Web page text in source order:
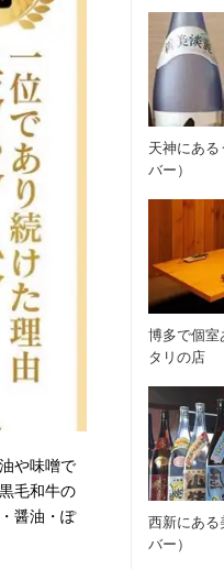
や味噌で
毛和牛の
醤油・ぽ
天神にあ
バー）
博多で個室
タリの店
西新にある
バー）